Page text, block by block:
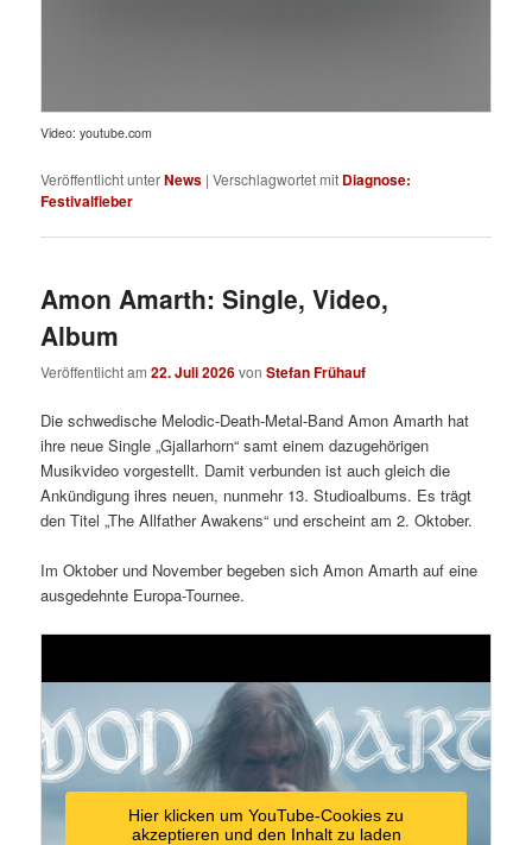
Video: youtube.com
Veröffentlicht unterNews |Verschlagwortet mit Diagnose:
Festivalfieber
Amon Amarth: Single, Video,
Album
Veröffentlicht am22. Juli 2026vonStefan Frühauf
Die schwedische Melodic-Death-Metal-Band Amon Amarth hat
ihre neue Single „Gjallarhorn“ samt einem dazugehörigen
Musikvideo vorgestellt. Damit verbunden ist auch gleich die
Ankündigung ihres neuen, nunmehr 13. Studioalbums. Es trägt
den Titel „The Allfather Awakens“ und erscheint am 2. Oktober.
Im Oktober und November begeben sich Amon Amarth auf eine
ausgedehnte Europa-Tournee.
Hier klicken um YouTube-Cookies zu
akzeptieren und den Inhalt zu laden